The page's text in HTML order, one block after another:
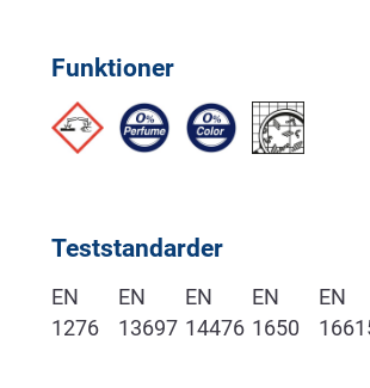
Funktioner
Teststandarder
EN
1276
EN
13697
EN
14476
EN
1650
EN